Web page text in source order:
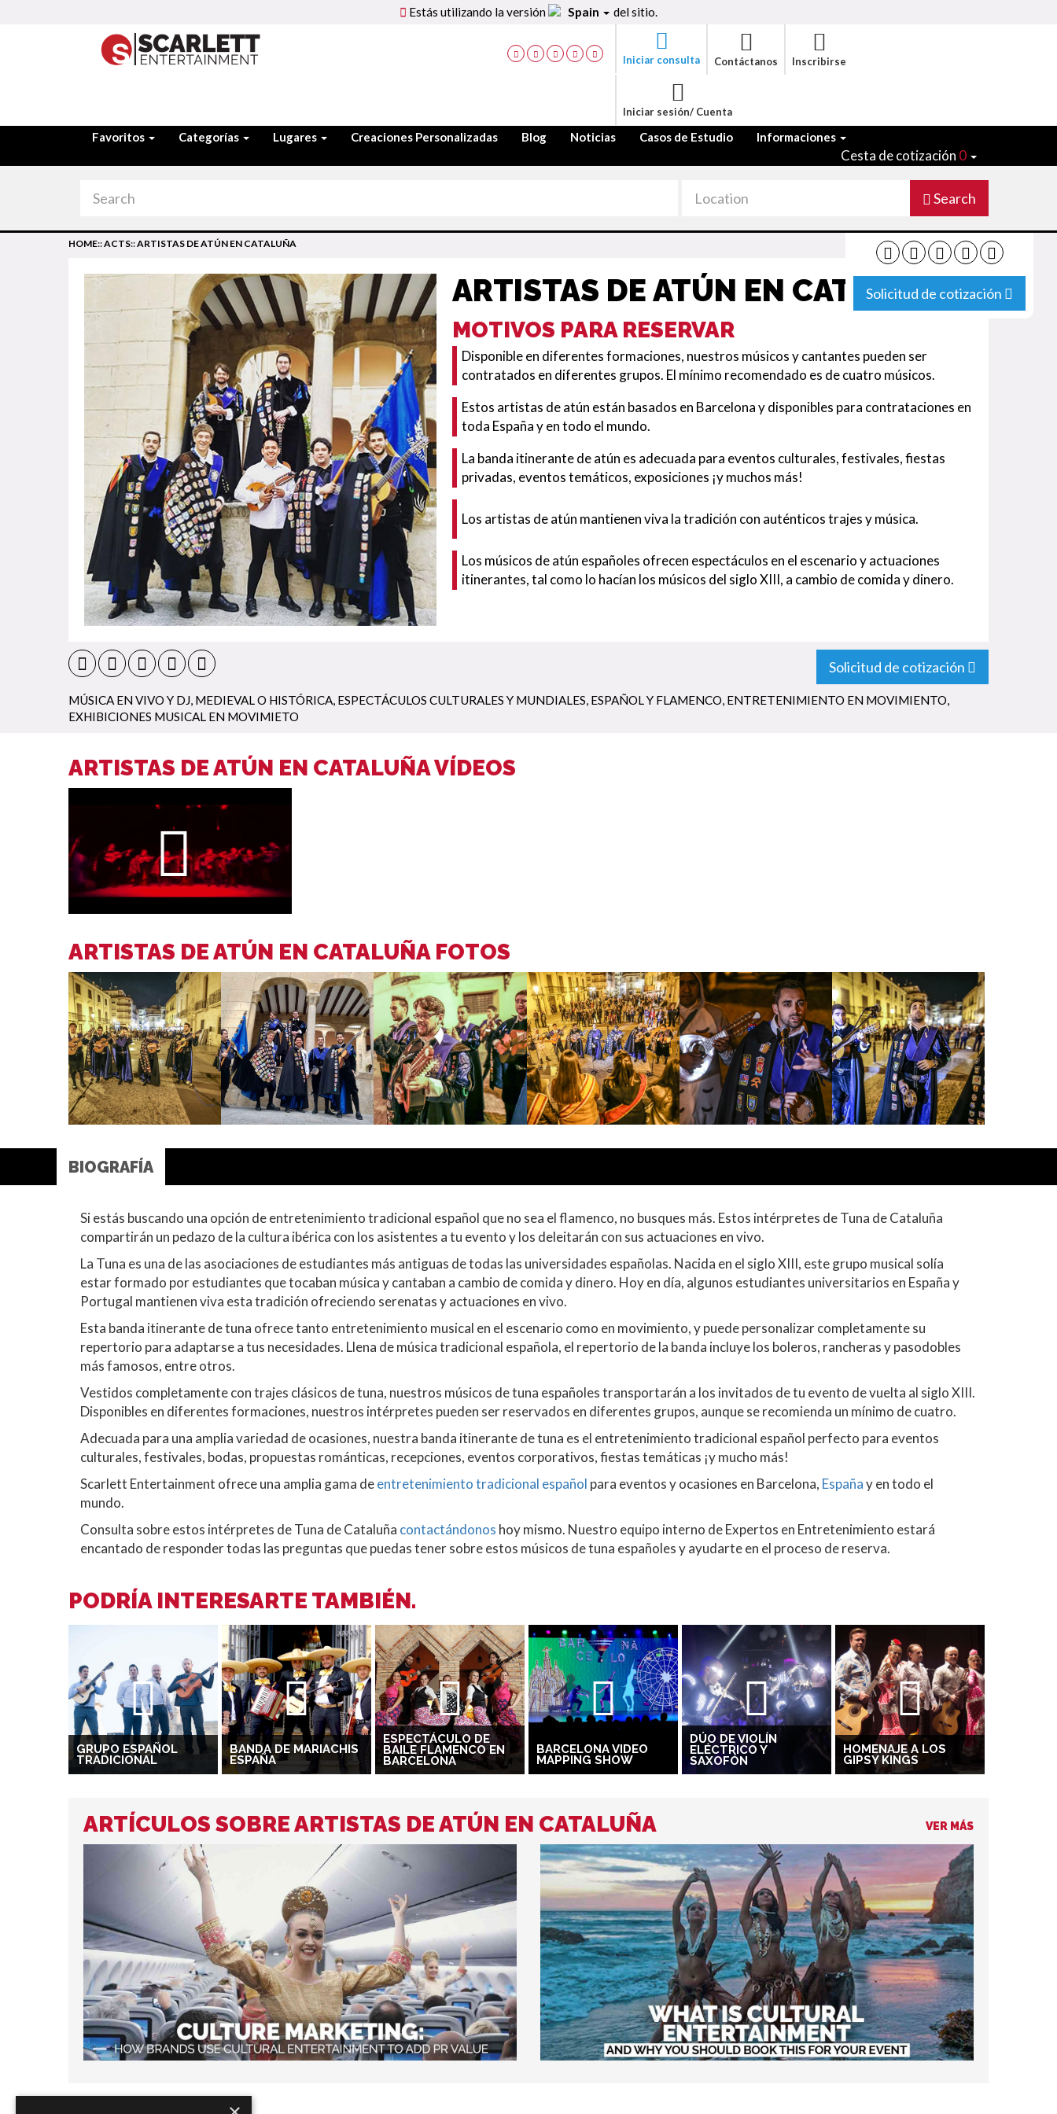
Estás utilizando la versión Spain del sitio.
Iniciar consulta Contáctanos Inscribirse
Iniciar sesión/ Cuenta
Favoritos Categorías Lugares Creaciones Personalizadas Blog Noticias Casos de Estudio Informaciones
Cesta de cotización 0
Search
Solicitud de cotización
HOME::ACTS::ARTISTAS DE ATÚN EN CATALUÑA
ARTISTAS DE ATÚN EN CATALUÑA
MOTIVOS PARA RESERVAR
Disponible en diferentes formaciones, nuestros músicos y cantantes pueden ser
contratados en diferentes grupos. El mínimo recomendado es de cuatro músicos.
Estos artistas de atún están basados en Barcelona y disponibles para contrataciones en
toda España y en todo el mundo.
La banda itinerante de atún es adecuada para eventos culturales, festivales, fiestas
privadas, eventos temáticos, exposiciones ¡y muchos más!
Los artistas de atún mantienen viva la tradición con auténticos trajes y música.
Los músicos de atún españoles ofrecen espectáculos en el escenario y actuaciones
itinerantes, tal como lo hacían los músicos del siglo XIII, a cambio de comida y dinero.
Solicitud de cotización
MÚSICA EN VIVO Y DJ MEDIEVAL O HISTÓRICA ESPECTÁCULOS CULTURALES Y MUNDIALES ESPAÑOL Y FLAMENCO ENTRETENIMIENTO EN MOVIMIENTO
EXHIBICIONES MUSICAL EN MOVIMIETO
ARTISTAS DE ATÚN EN CATALUÑA VÍDEOS
ARTISTAS DE ATÚN EN CATALUÑA FOTOS
BIOGRAFÍA
Si estás buscando una opción de entretenimiento tradicional español que no sea el flamenco, no busques más. Estos intérpretes de Tuna de Cataluña
compartirán un pedazo de la cultura ibérica con los asistentes a tu evento y los deleitarán con sus actuaciones en vivo.
La Tuna es una de las asociaciones de estudiantes más antiguas de todas las universidades españolas. Nacida en el siglo XIII, este grupo musical solía
estar formado por estudiantes que tocaban música y cantaban a cambio de comida y dinero. Hoy en día, algunos estudiantes universitarios en España y
Portugal mantienen viva esta tradición ofreciendo serenatas y actuaciones en vivo.
Esta banda itinerante de tuna ofrece tanto entretenimiento musical en el escenario como en movimiento, y puede personalizar completamente su
repertorio para adaptarse a tus necesidades. Llena de música tradicional española, el repertorio de la banda incluye los boleros, rancheras y pasodobles
más famosos, entre otros.
Vestidos completamente con trajes clásicos de tuna, nuestros músicos de tuna españoles transportarán a los invitados de tu evento de vuelta al siglo XIII.
Disponibles en diferentes formaciones, nuestros intérpretes pueden ser reservados en diferentes grupos, aunque se recomienda un mínimo de cuatro.
Adecuada para una amplia variedad de ocasiones, nuestra banda itinerante de tuna es el entretenimiento tradicional español perfecto para eventos
culturales, festivales, bodas, propuestas románticas, recepciones, eventos corporativos, fiestas temáticas ¡y mucho más!
Scarlett Entertainment ofrece una amplia gama deentretenimiento tradicional español para eventos y ocasiones en Barcelona, Españay en todo el
mundo.
Consulta sobre estos intérpretes de Tuna de Cataluña contactándonos hoy mismo. Nuestro equipo interno de Expertos en Entretenimiento estará
encantado de responder todas las preguntas que puedas tener sobre estos músicos de tuna españoles y ayudarte en el proceso de reserva.
PODRÍA INTERESARTE TAMBIÉN.
GRUPO ESPAÑOL
TRADICIONAL
BANDA DE MARIACHIS
ESPAÑA
ESPECTÁCULO DE
BAILE FLAMENCO EN
BARCELONA
BARCELONA VIDEO
MAPPING SHOW
DÚO DE VIOLÍN
ELÉCTRICO Y
SAXOFÓN
HOMENAJE A LOS
GIPSY KINGS
ARTÍCULOS SOBRE ARTISTAS DE ATÚN EN CATALUÑA VER MÁS